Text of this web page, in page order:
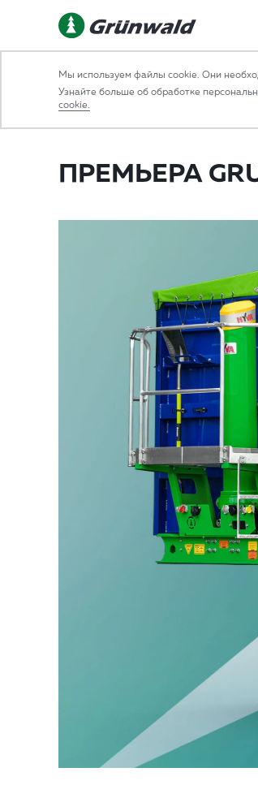
НАЗАД
24.11.2021 10:00:00
ПРЕМЬЕРА
Мы используем файлы cookie. Они
Узнайте больше об обработке
cookie.